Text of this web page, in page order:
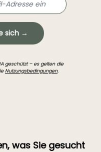
sich →
geschützt – es gelten die
Nutzungsbedingungen.
was Sie gesucht